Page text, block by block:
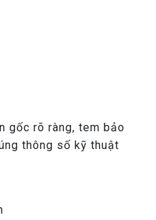
gốc rõ ràng, tem bảo
thông số kỹ thuật